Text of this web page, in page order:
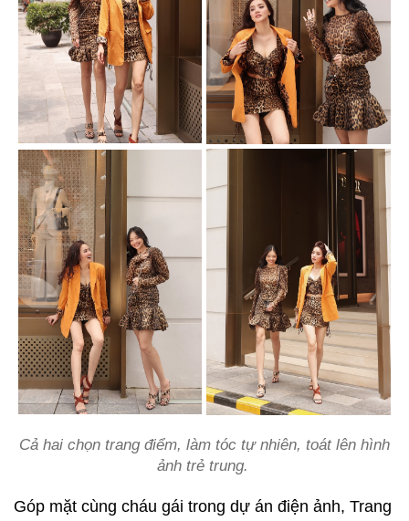
Cả hai chọn trang điểm, làm tóc tự nhiên, toát lên hình
ảnh trẻ trung.
Góp mặt cùng cháu gái trong dự án điện ảnh, Trang